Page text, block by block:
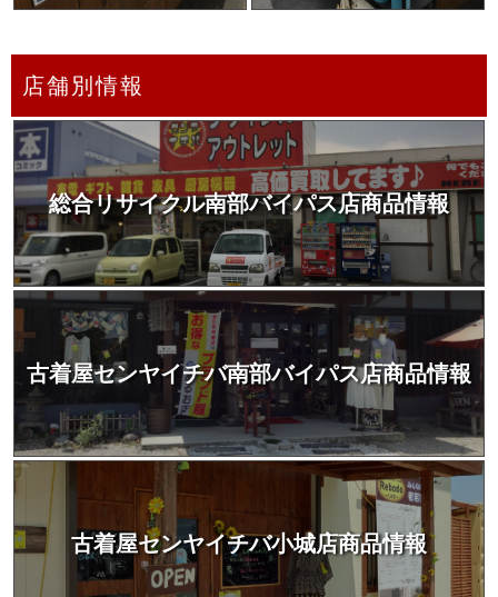
店舗別情報
総合リサイクル南部バイパス店商品情報
古着屋センヤイチバ南部バイパス店商品情報
古着屋センヤイチバ小城店商品情報